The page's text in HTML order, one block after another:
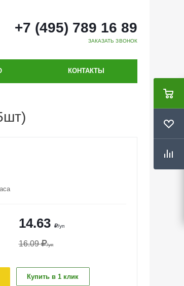
+7 (495) 789 16 89
ЗАКАЗАТЬ ЗВОНОК
КОНТАКТЫ
14.63 /уп
16.09 /уп
Купить в 1 клик